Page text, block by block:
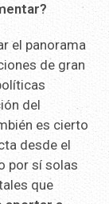
el panorama
de gran
del
es cierto
desde el
por sí solas
que